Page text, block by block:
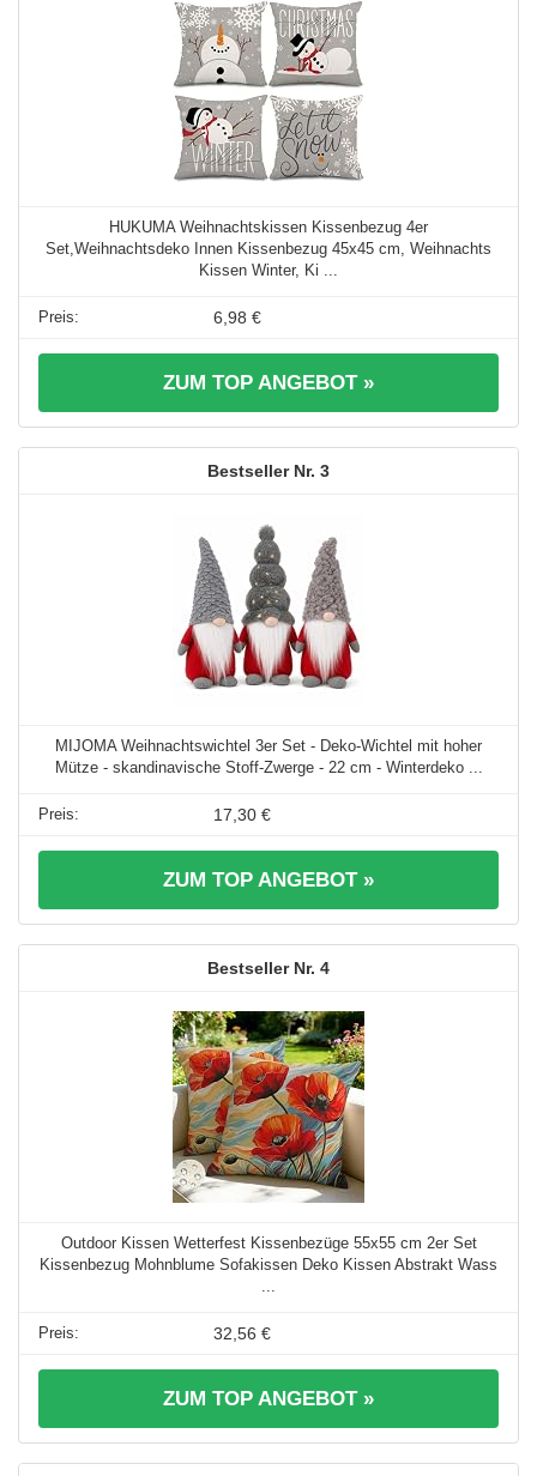
HUKUMA Weihnachtskissen Kissenbezug 4er
Set,Weihnachtsdeko Innen Kissenbezug 45x45 cm, Weihnachts
Kissen Winter, Ki ...
6,98 €
ZUM TOP ANGEBOT »
3
MIJOMA Weihnachtswichtel 3er Set - Deko-Wichtel mit hoher
Mütze - skandinavische Stoff-Zwerge - 22 cm - Winterdeko ...
17,30 €
ZUM TOP ANGEBOT »
4
Outdoor Kissen Wetterfest Kissenbezüge 55x55 cm 2er Set
Kissenbezug Mohnblume Sofakissen Deko Kissen Abstrakt Wass
...
32,56 €
ZUM TOP ANGEBOT »